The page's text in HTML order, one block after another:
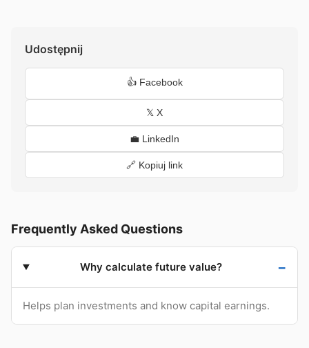
Udostępnij
👍 Facebook
𝕏 X
💼 LinkedIn
🔗 Kopiuj link
Frequently Asked Questions
Why calculate future value?
Helps plan investments and know capital earnings.